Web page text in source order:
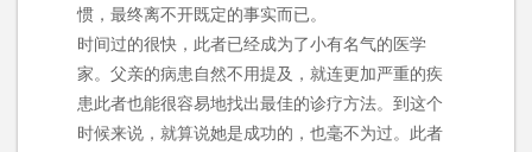
惯，最终离不开既定的事实而已。
时间过的很快，此者已经成为了小有名气的医学
家。父亲的病患自然不用提及，就连更加严重的疾
患此者也能很容易地找出最佳的诊疗方法。到这个
时候来说，就算说她是成功的，也毫不为过。此者